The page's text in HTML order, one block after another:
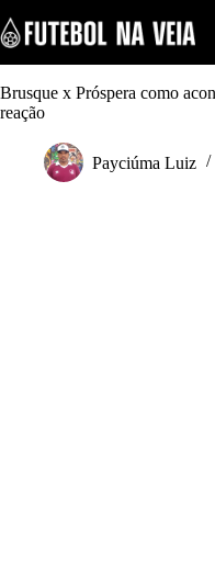
k
i
p
t
o
Brusque x Próspera como
reação
Payciúma Luiz